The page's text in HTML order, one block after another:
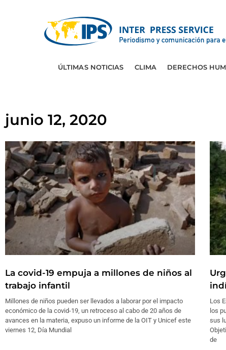
ÚLTIMAS NOTICIAS CLIMA DERECHOS
junio 12, 2020
La covid-19 empuja a millones de niños al
trabajo infantil
Millones de niños pueden ser llevados a laborar por el impacto
económico de la covid-19, un retroceso al cabo de 20 años de
avances en la materia, expuso un informe de la OIT y Unicef este
viernes 12, Día Mundial
Los
los
sus
de